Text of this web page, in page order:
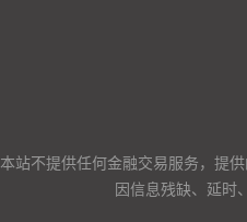
本站不提供任何金融交易服务，提
因信息残缺、延时